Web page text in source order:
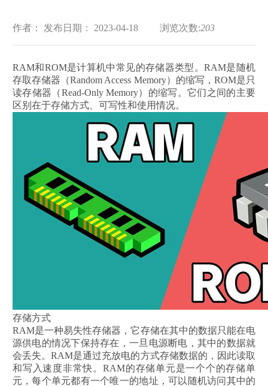
作者： 发布日期： 2023-04-18 浏览次数:203
RAM和ROM是计算机中常见的存储器类型。RAM是随机
存取存储器（Random Access Memory）的缩写，ROM是只
读存储器（Read-Only Memory）的缩写。它们之间的主要
区别在于存储方式、可写性和使用情况。
存储方式
RAM是一种易失性存储器，它存储在其中的数据只能在电
源供电的情况下保持存在，一旦电源断电，其中的数据就
会丢失。RAM是通过充放电的方式存储数据的，因此读取
和写入速度非常快。RAM的存储单元是一个个的存储单
元，每个单元都有一个唯一的地址，可以随机访问其中的